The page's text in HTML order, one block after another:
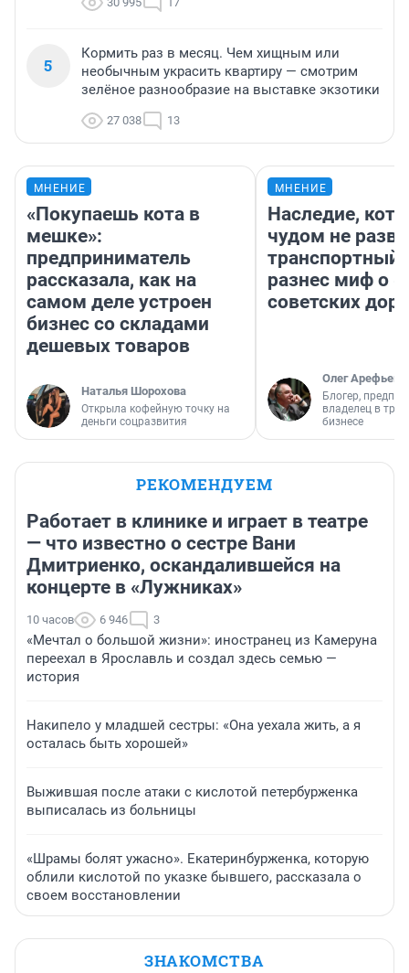
5
Кормить раз в месяц. Чем хищным или
необычным украсить квартиру — смотрим
зелёное разнообразие на выставке экзотики
27 038 13
МНЕНИЕ
«Покупаешь кота в
мешке»:
предприниматель
рассказала, как на
самом деле устроен
бизнес со складами
дешевых товаров
Наталья Шорохова
Открыла кофейную точку на
деньги соцразвития
МНЕНИЕ
Наследие,
чудом не
транспортный
разнес миф о
советских
Олег Арефьев
Блогер,
владелец в
бизнесе
РЕКОМЕНДУЕМ
Работает в клинике и играет в театре
— что известно о сестре Вани
Дмитриенко, оскандалившейся на
концерте в «Лужниках»
10 часов 6 946 3
«Мечтал о большой жизни»: иностранец из Камеруна
переехал в Ярославль и создал здесь семью —
история
Накипело у младшей сестры: «Она уехала жить, а я
осталась быть хорошей»
Выжившая после атаки с кислотой петербурженка
выписалась из больницы
«Шрамы болят ужасно». Екатеринбурженка, которую
облили кислотой по указке бывшего, рассказала о
своем восстановлении
ЗНАКОМСТВА